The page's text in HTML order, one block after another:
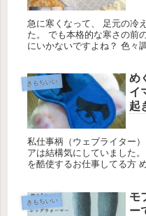
急に寒くなって、 足元の冷
た。 でも本格的な寒さの前の寒さ対策って なかなか思うよう
にいかないですよね？ 色々調べていたら、 パネルヒーターな
きもちいい
め
イ
起
私仕事柄（ウェブライター
アは結構気にしていました。 今は何でもパソコンだから、 目
を酷使するお仕事してる方 めっ
きもちいい
モ
ー